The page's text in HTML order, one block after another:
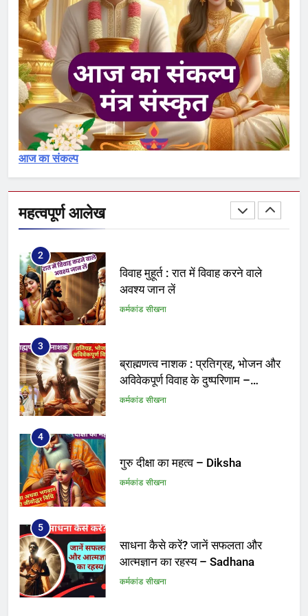
आज का संकल्प
महत्वपूर्ण आलेख
आचमन – achaman 1, 2, 3
कर्मकांड सीखना
30
शुद्धिकरण : पवित्रीकरण मंत्र और विधि
का विश्लेषण – Pavitrikaran – 1
कर्मकांड सीखना
1
2
विवाह मुहूर्त : रात में विवाह करने वाले
अवश्य जान लें
कर्मकांड सीखना
3
ब्राह्मणत्व नाशक : प्रतिग्रह, भोजन और
अविवेकपूर्ण विवाह के दुष्परिणाम –
Brahmanatva
कर्मकांड सीखना
4
गुरु दीक्षा का महत्व – Diksha
कर्मकांड सीखना
5
साधना कैसे करें? जानें सफलता और
आत्मज्ञान का रहस्य – Sadhana
कर्मकांड सीखना